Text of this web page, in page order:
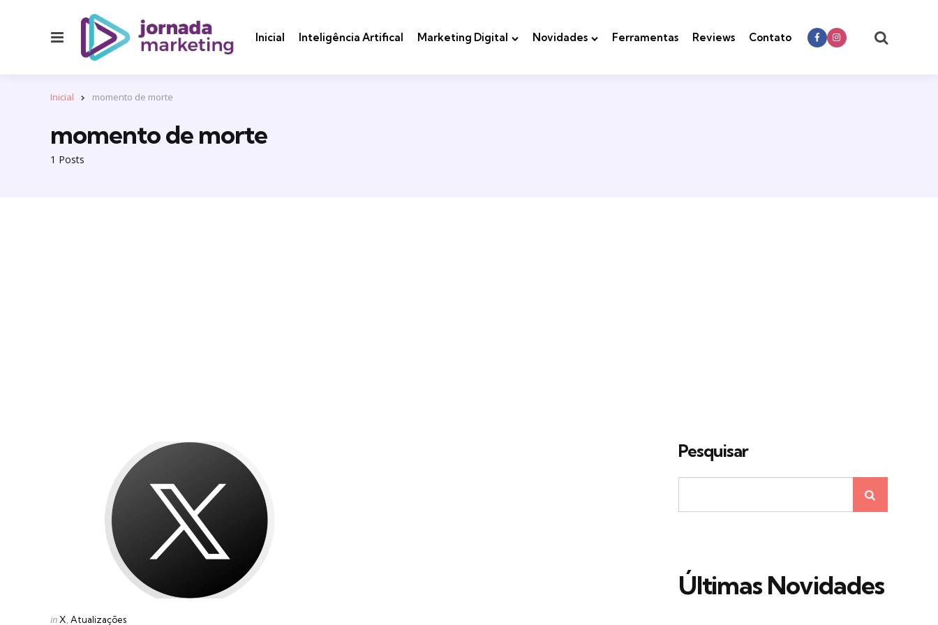
Inicial Inteligência Artifical Marketing Digital Novidades Ferramentas Reviews Contato
Inicial momento de morte
1 Posts
momento de morte
Categories
Posted
in X Atualizações
Pesquisar
Últimas Novidades